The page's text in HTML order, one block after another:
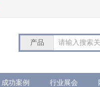
产品 请输入搜索
成功案例 行业展会